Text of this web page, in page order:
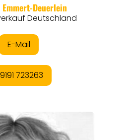
ORTE
EVENTS
REISEFÜHRER